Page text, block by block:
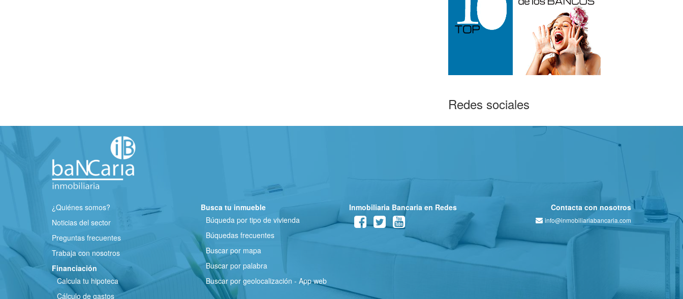
Redes sociales
¿Quiénes somos?
Noticias del sector
Preguntas frecuentes
Trabaja con nosotros
Financiación
Calcula tu hipoteca
Cálculo de gastos
Busca tu inmueble
Búqueda por tipo de vivienda
Búquedas frecuentes
Buscar por mapa
Buscar por palabra
Buscar por geolocalización - App web
Inmobiliaria Bancaria en Redes Contacta con nosotros
info@inmobiliariabancaria.com